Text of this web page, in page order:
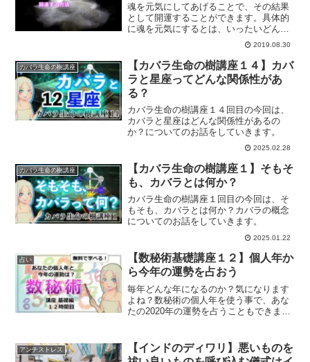
魂を元気にしてあげることで、その結果
として開運することができます。具体的
に魂を元気にするとは、いったいどんな
ことでしょうか？魂を元気にする方法に
2019.08.30
カバラ生命の樹講座
【カバラ生命の樹講座１４】カバ
ラと星座ってどんな関係性があ
る？
カバラ生命の樹講座１４回目の今回は、
カバラと星座はどんな関係性があるの
か？についてのお話をしていきます。
2025.02.28
カバラ生命の樹講座
【カバラ生命の樹講座１】そもそ
も、カバラとは何か？
カバラ生命の樹講座１回目の今回は、そ
もそも、カバラとは何か？カバラの概念
についてのお話をしていきます。
2025.01.22
占い
【数秘術基礎講座１２】個人年か
ら今年の運勢を占おう
毎年どんな年になるのか？気になります
よね？数秘術の個人年を使う事で、あな
たの2020年の運勢を占うこともできま
方法をご紹介します。
アンチストレス
【インドのディワリ】悪いものを